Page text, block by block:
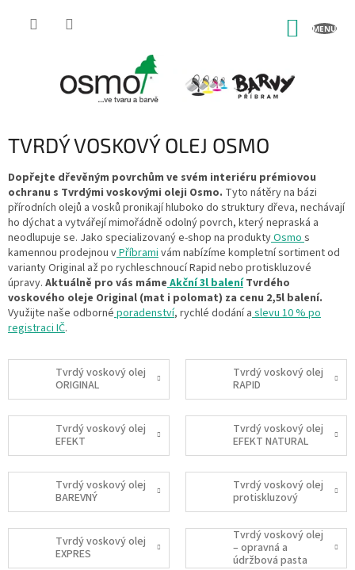
TVRDÝ VOSKOVÝ OLEJ OSMO
Dopřejte dřevěným povrchům ve svém interiéru prémiovou
ochranu s Tvrdými voskovými oleji Osmo. Tyto nátěry na bázi
přírodních olejů a vosků pronikají hluboko do struktury dřeva, nechávají
ho dýchat a vytvářejí mimořádně odolný povrch, který nepraská a
neodlupuje se. Jako specializovaný e-shop na produktyOsmo s
kamennou prodejnou vPříbrami vám nabízíme kompletní sortiment od
varianty Original až po rychleschnoucí Rapid nebo protiskluzové
úpravy. Aktuálně pro vás máme Akční 3l baleníTvrdého
voskového oleje Original (mat i polomat) za cenu 2,5l balení.
Využijte naše odborné poradenství, rychlé dodání a slevu 10 % po
registraci IČ.
Tvrdý voskový olej
ORIGINAL
Tvrdý voskový olej
RAPID
Tvrdý voskový olej
EFEKT
Tvrdý voskový olej
EFEKT NATURAL
Tvrdý voskový olej
BAREVNÝ
Tvrdý voskový olej
protiskluzový
Tvrdý voskový olej
EXPRES
Tvrdý voskový olej
– opravná a
údržbová pasta